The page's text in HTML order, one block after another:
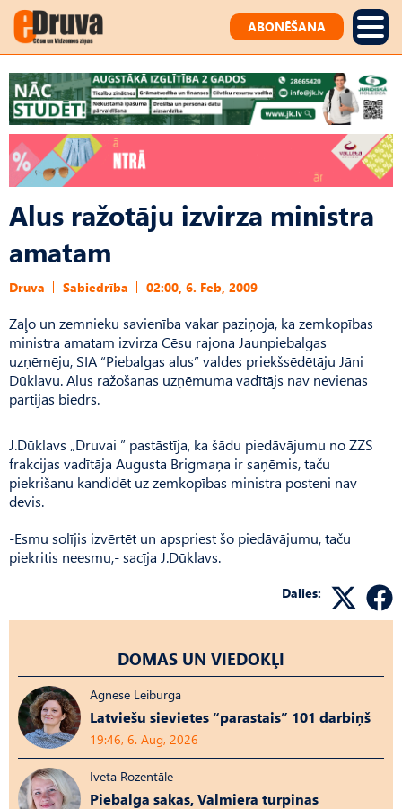
ABONĒŠANA
Alus ražotāju izvirza ministra
amatam
Druva Sabiedrība 02:00, 6. Feb, 2009
Zaļo un zemnieku savienība vakar paziņoja, ka zemkopības
ministra amatam izvirza Cēsu rajona Jaunpiebalgas
uzņēmēju, SIA “Piebalgas alus” valdes priekšsēdētāju Jāni
Dūklavu. Alus ražošanas uzņēmuma vadītājs nav nevienas
partijas biedrs.
J.Dūklavs „Druvai ” pastāstīja, ka šādu piedāvājumu no ZZS
frakcijas vadītāja Augusta Brigmaņa ir saņēmis, taču
piekrišanu kandidēt uz zemkopības ministra posteni nav
devis.
-Esmu solījis izvērtēt un apspriest šo piedāvājumu, taču
piekritis neesmu,- sacīja J.Dūklavs.
Dalies:
DOMAS UN VIEDOKĻI
Agnese Leiburga
Latviešu sievietes “parastais” 101 darbiņš
19:46, 6. Aug, 2026
Iveta Rozentāle
Piebalgā sākās, Valmierā turpinās